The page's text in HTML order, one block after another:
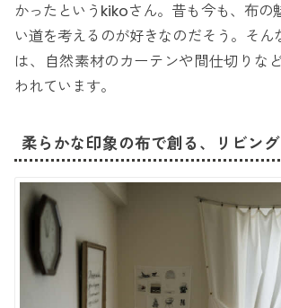
かったというkikoさん。昔も今も、布の
い道を考えるのが好きなのだそう。そ
は、自然素材のカーテンや間仕切りな
われています。
柔らかな印象の布で創る、リビング